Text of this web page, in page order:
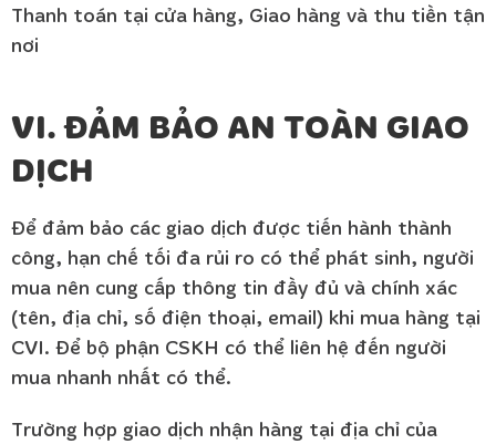
Thanh toán tại cửa hàng, Giao hàng và thu tiền tận
nơi
VI. ĐẢM BẢO AN TOÀN GIAO
DỊCH
Để đảm bảo các giao dịch được tiến hành thành
công, hạn chế tối đa rủi ro có thể phát sinh, người
mua nên cung cấp thông tin đầy đủ và chính xác
(tên, địa chỉ, số điện thoại, email) khi mua hàng tại
CVI. Để bộ phận CSKH có thể liên hệ đến người
mua nhanh nhất có thể.
Trường hợp giao dịch nhận hàng tại địa chỉ của